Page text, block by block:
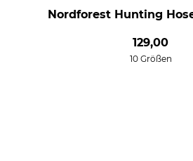
Nordforest Hunting
129,00
10 Größen